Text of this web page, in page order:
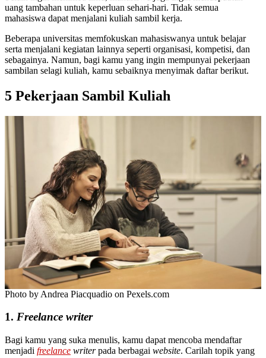
uang tambahan untuk keperluan sehari-hari. Tidak semua
mahasiswa dapat menjalani kuliah sambil kerja.
Beberapa universitas memfokuskan mahasiswanya untuk belajar
serta menjalani kegiatan lainnya seperti organisasi, kompetisi, dan
sebagainya. Namun, bagi kamu yang ingin mempunyai pekerjaan
sambilan selagi kuliah, kamu sebaiknya menyimak daftar berikut.
5 Pekerjaan Sambil Kuliah
Photo by Andrea Piacquadio on Pexels.com
1. Freelance writer
Bagi kamu yang suka menulis, kamu dapat mencoba mendaftar
menjadi freelance writerpada berbagai website. Carilah topik yang